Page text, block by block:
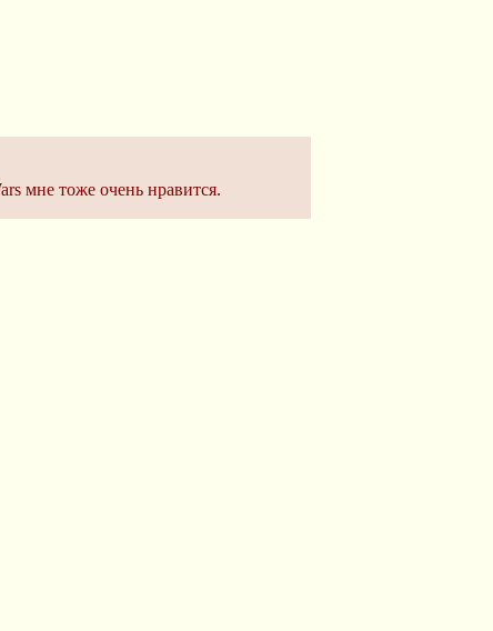
мне тоже очень нравится.